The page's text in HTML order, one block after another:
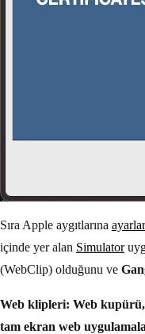
Sıra Apple aygıtlarına
içinde yer alan Simulator
(WebClip) olduğunu ve
Web klipleri: Web kupürü,
tam ekran web